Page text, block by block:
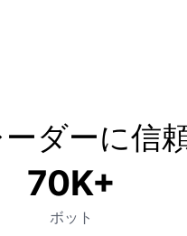
ダーに信
70K+
ボット